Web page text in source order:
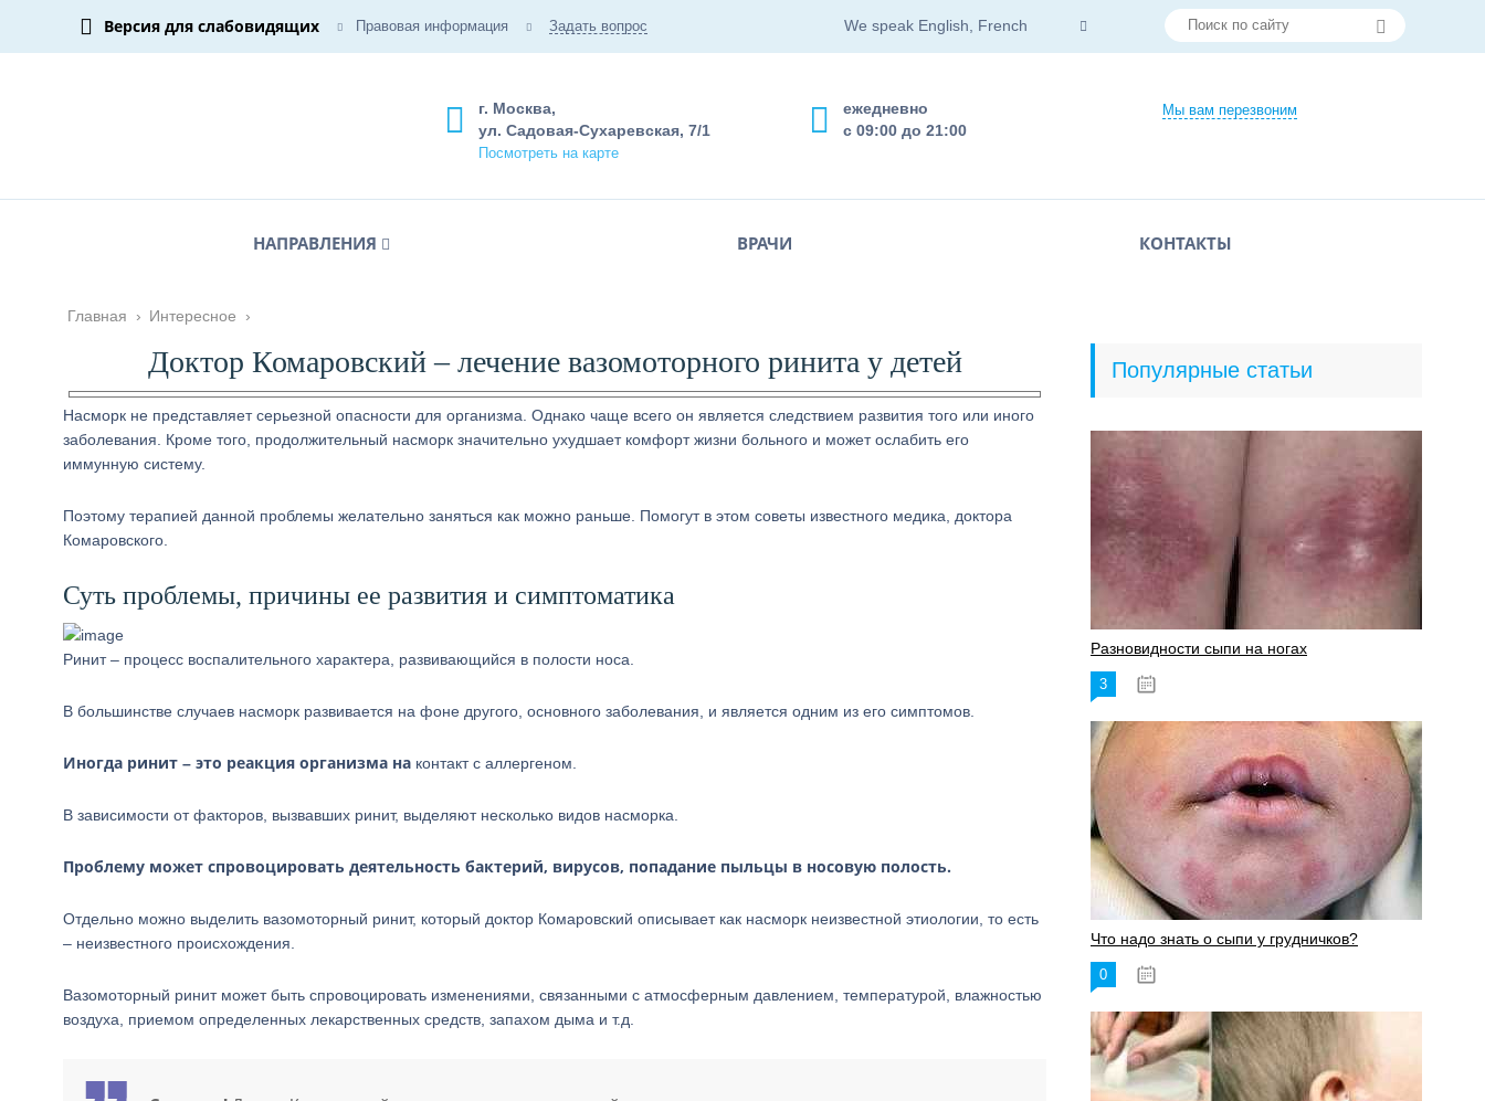
Версия для слабовидящих Правовая информация Задать вопрос We speak English, French
Мы вам перезвоним
ежедневно
с 09:00 до 21:00
г. Москва,
ул. Садовая-Сухаревская, 7/1
Посмотреть на карте
НАПРАВЛЕНИЯ ВРАЧИ КОНТАКТЫ
Главная › Интересное ›
Доктор Комаровский – лечение вазомоторного ринита у детей
Насморк не представляет серьезной опасности для организма. Однако чаще всего он является следствием развития того или иного
заболевания. Кроме того, продолжительный насморк значительно ухудшает комфорт жизни больного и может ослабить его
иммунную систему.
Поэтому терапией данной проблемы желательно заняться как можно раньше. Помогут в этом советы известного медика, доктора
Комаровского.
Суть проблемы, причины ее развития и симптоматика
Ринит – процесс воспалительного характера, развивающийся в полости носа.
В большинстве случаев насморк развивается на фоне другого, основного заболевания, и является одним из его симптомов.
Иногда ринит – это реакция организма на контакт с аллергеном.
В зависимости от факторов, вызвавших ринит, выделяют несколько видов насморка.
Проблему может спровоцировать деятельность бактерий, вирусов, попадание пыльцы в носовую полость.
Отдельно можно выделить вазомоторный ринит, который доктор Комаровский описывает как насморк неизвестной этиологии, то есть
– неизвестного происхождения.
Вазомоторный ринит может быть спровоцировать изменениями, связанными с атмосферным давлением, температурой, влажностью
воздуха, приемом определенных лекарственных средств, запахом дыма и т.д.
Популярные статьи
Разновидности сыпи на ногах
3
Что надо знать о сыпи у грудничков?
0